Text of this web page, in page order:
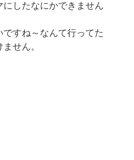
したなにかできません
すね～なんて行ってた
せん。